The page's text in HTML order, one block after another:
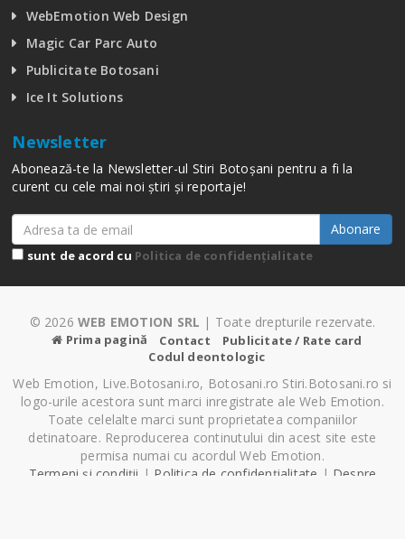
WebEmotion Web Design
Magic Car Parc Auto
Publicitate Botosani
Ice It Solutions
Newsletter
Abonează-te la Newsletter-ul Stiri Botoșani pentru a fi la
curent cu cele mai noi știri și reportaje!
Abonare
sunt de acord cu Politica de confidențialitate
© 2026 WEB EMOTION SRL | Toate drepturile rezervate.
Prima pagină Contact
Publicitate / Rate card
Codul deontologic
Web Emotion, Live.Botosani.ro, Botosani.ro Stiri.Botosani.ro si
logo-urile acestora sunt marci inregistrate ale Web Emotion.
Toate celelalte marci sunt proprietatea companiilor
detinatoare. Reproducerea continutului din acest site este
permisa numai cu acordul Web Emotion.
Termeni și condiții | Politica de confidențialitate | Despre